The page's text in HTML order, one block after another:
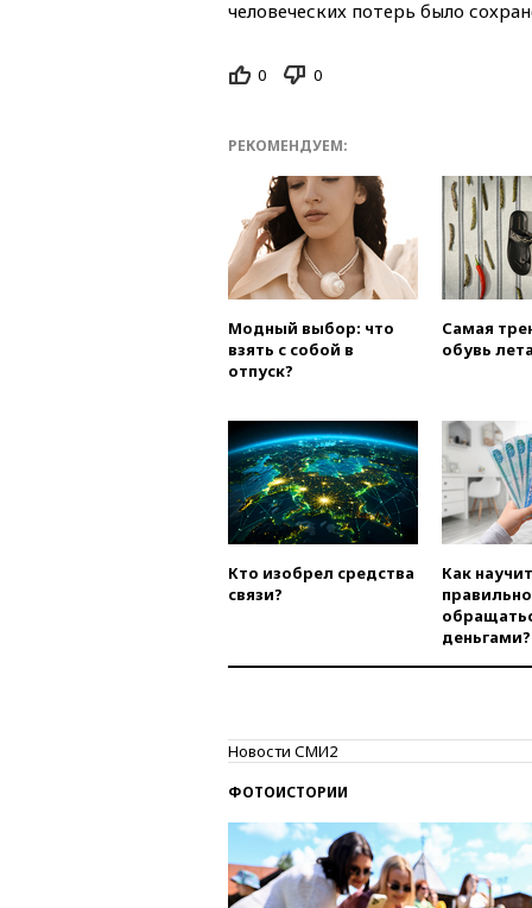
человеческих потерь было
0 0
РЕКОМЕНДУЕМ:
Модный выбор: что
взять с собой в
отпуск?
Самая
обувь
Кто изобрел средства
связи?
Как
правильно
деньгами?
Новости СМИ2
ФОТОИСТОРИИ